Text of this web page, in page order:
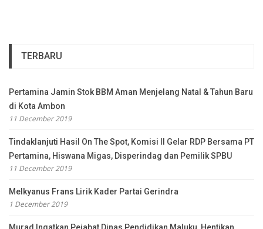
TERBARU
Pertamina Jamin Stok BBM Aman Menjelang Natal & Tahun Baru
di Kota Ambon
11 December 2019
Tindaklanjuti Hasil On The Spot, Komisi II Gelar RDP Bersama PT
Pertamina, Hiswana Migas, Disperindag dan Pemilik SPBU
11 December 2019
Melkyanus Frans Lirik Kader Partai Gerindra
1 December 2019